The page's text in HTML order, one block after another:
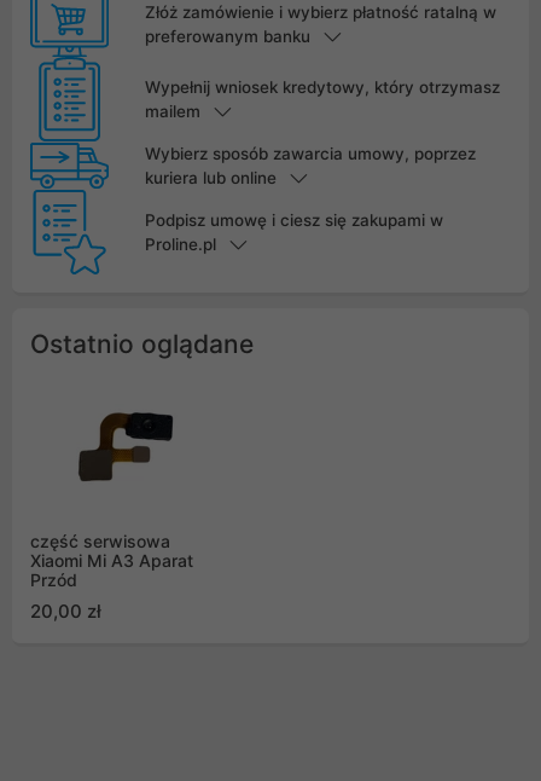
Złóż zamówienie i wybierz płatność ratalną w
preferowanym banku
Wypełnij wniosek kredytowy, który otrzymasz
mailem
Wybierz sposób zawarcia umowy, poprzez
kuriera lub online
Podpisz umowę i ciesz się zakupami w
Proline.pl
Ostatnio oglądane
część serwisowa
Xiaomi Mi A3 Aparat
Przód
20,00 zł